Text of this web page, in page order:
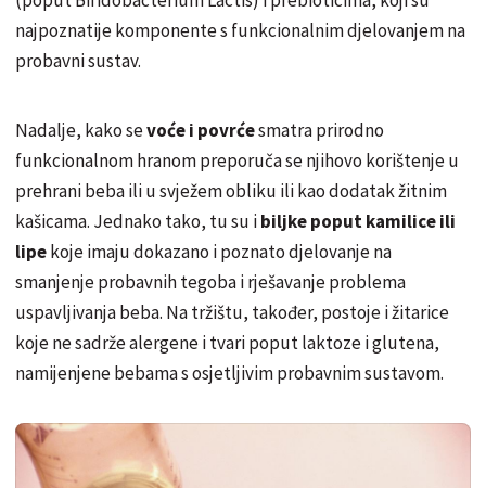
najpoznatije komponente s funkcionalnim djelovanjem na
probavni sustav.
Nadalje, kako sevoće i povrćesmatra prirodno
funkcionalnom hranom preporuča se njihovo korištenje u
prehrani beba ili u svježem obliku ili kao dodatak žitnim
kašicama. Jednako tako, tu su ibiljke poput kamilice ili
lipekoje imaju dokazano i poznato djelovanje na
smanjenje probavnih tegoba i rješavanje problema
uspavljivanja beba. Na tržištu, također, postoje i žitarice
koje ne sadrže alergene i tvari poput laktoze i glutena,
namijenjene bebama s osjetljivim probavnim sustavom.